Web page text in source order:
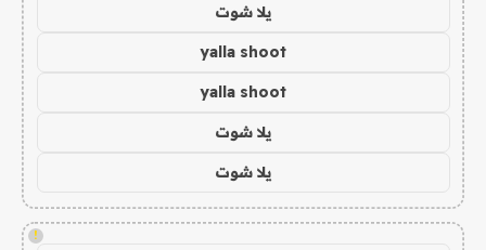
يلا شوت
yalla shoot
yalla shoot
يلا شوت
يلا شوت
!